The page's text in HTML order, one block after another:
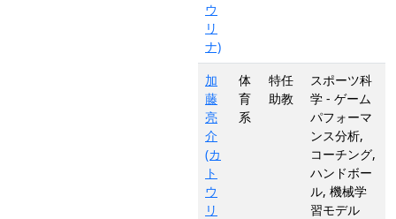
ウ
リ
ナ)
加
藤
亮
介
(カ
ト
ウ
リ
体
育
系
特任
助教
スポーツ科
学 - ゲーム
パフォーマ
ンス分析,
コーチング,
ハンドボー
ル, 機械学
習モデル